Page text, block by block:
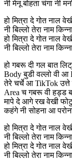
नी मेनू बोहता चंगा नी
हो मित्रा दे गोत नाल
नी बिल्लो तेरा नाम
हो मित्रा दे गोत नाल
नी बिल्लो तेरा नाम
हो गबरू दी गल बात
Body बुडी वल्लो वी आ
तेरे चर्चे आ TikTok उत्ते
Area च गबरू वी हड्ड
मापे दे आगे रख वेखी
कहंगे नी सोहना आ
हो मित्रा दे गोत नाल
नी बिल्लो तेरा नाम
हो मित्रा दे गोत नाल
नी बिल्लो तेरा नाम